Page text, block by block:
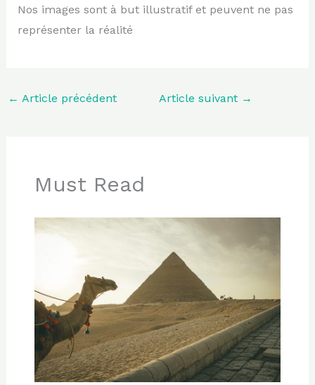
Nos images sont à but illustratif et peuvent ne pas
représenter la réalité
← Article précédent Article suivant →
Must Read